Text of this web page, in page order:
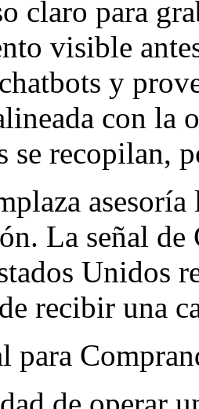
claro para
visible
y
con la
se recopilan,
La señal de
Unidos
recibir una
para